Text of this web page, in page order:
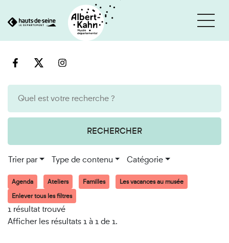
au
RECHERCHER
Trier par Type de contenu Catégorie
Agenda Ateliers Familles
Les vacances au musée
Enlever tous les filtres
1 résultat trouvé
Afficher les résultats 1 à 1 de 1.
Cookies et traceurs utilisés sur ce site